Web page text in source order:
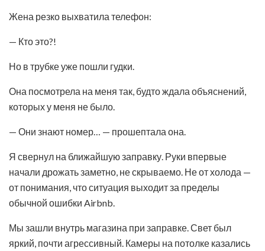
Жена резко выхватила телефон:
— Кто это?!
Но в трубке уже пошли гудки.
Она посмотрела на меня так, будто ждала объяснений,
которых у меня не было.
— Они знают номер… — прошептала она.
Я свернул на ближайшую заправку. Руки впервые
начали дрожать заметно, не скрываемо. Не от холода —
от понимания, что ситуация выходит за пределы
обычной ошибки Airbnb.
Мы зашли внутрь магазина при заправке. Свет был
яркий, почти агрессивный. Камеры на потолке казались